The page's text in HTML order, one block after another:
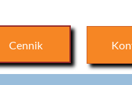
Cennik